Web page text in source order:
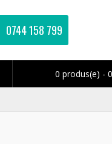
0744 158 799
0 produs(e) -